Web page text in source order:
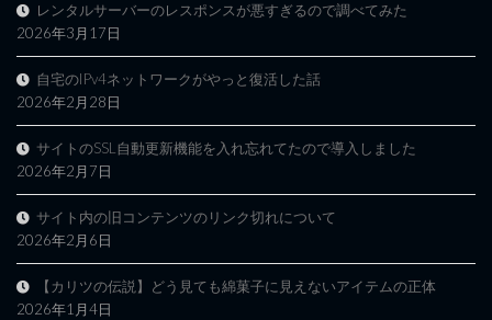
レンタルサーバーのレスポンスが悪すぎるので調べてみた
2026年3月17日
自宅のIPv4ネットワークがやっと復活した話
2026年2月28日
サイトのSSL自動更新機能を入れ忘れてたので導入しました
2026年2月7日
サイト内の旧コンテンツのリンク切れについて
2026年2月6日
【カリツの伝説】どう見ても綿菓子に見えないアイテムの正体
2026年1月4日